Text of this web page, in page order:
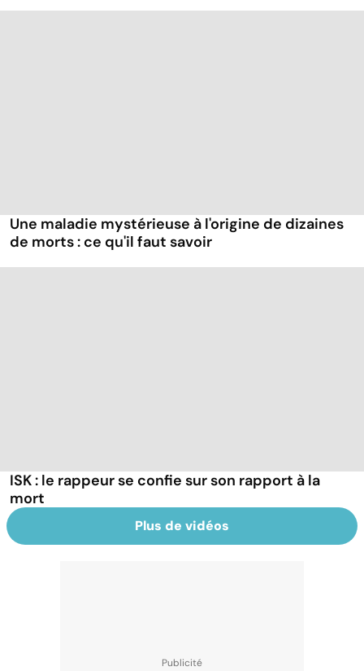
Une maladie mystérieuse à l'origine de dizaines
de morts : ce qu'il faut savoir
ISK : le rappeur se confie sur son rapport à la
mort
Plus de vidéos